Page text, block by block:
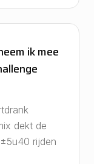
ik mee
dekt de
rijden